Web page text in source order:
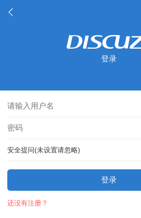
登录
安全提问(未设置请忽略)
登录
还没有注册？